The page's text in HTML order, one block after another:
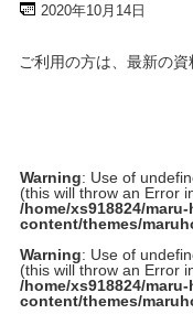
社員行動規範
ご利用規約
サイトマップ
2020年10月14日
ご利用の方は、最新の資
Warning: Use of
(this will throw an Error
/home/xs918824/
content/themes/
Warning: Use of
(this will throw an Error
/home/xs918824/
content/themes/